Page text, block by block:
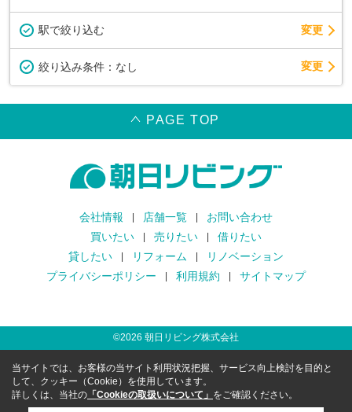
駅で絞り込む 変更
絞り込み条件： なし 変更
PAGE TOP
会社情報 店舗一覧
お問い合わせ
買いたい
売りたい
借りたい
貸したい
リフォーム
リノベーション
プライバシーポリシー
利用規約 サイトマップ
©2026 朝日リビング株式会社
当サイトでは、お客様の当サイト利用状況把握、サービス向上検討を目的と
して、クッキー（Cookie）を使用しています。
詳しくは、当社の 「Cookieの取扱いについて」 をご確認ください。